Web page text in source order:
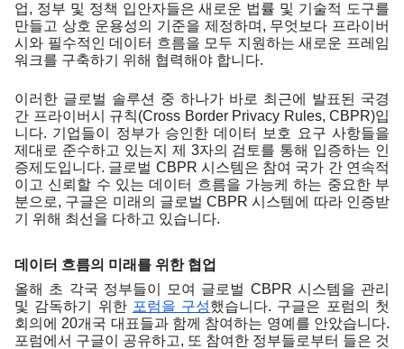
업, 정부 및 정책 입안자들은 새로운 법률 및 기술적 도구를
만들고 상호 운용성의 기준을 제정하며, 무엇보다 프라이버
시와 필수적인 데이터 흐름을 모두 지원하는 새로운 프레임
워크를 구축하기 위해 협력해야 합니다.
이러한 글로벌 솔루션 중 하나가 바로 최근에 발표된 국경
간 프라이버시 규칙(Cross Border Privacy Rules, CBPR)입
니다. 기업들이 정부가 승인한 데이터 보호 요구 사항들을
제대로 준수하고 있는지 제 3자의 검토를 통해 입증하는 인
증제도입니다. 글로벌 CBPR 시스템은 참여 국가 간 연속적
이고 신뢰할 수 있는 데이터 흐름을 가능케 하는 중요한 부
분으로, 구글은 미래의 글로벌 CBPR 시스템에 따라 인증받
기 위해 최선을 다하고 있습니다.
데이터 흐름의 미래를 위한 협업
올해 초 각국 정부들이 모여 글로벌 CBPR 시스템을 관리
및 감독하기 위한 포럼을 구성했습니다. 구글은 포럼의 첫
회의에 20개국 대표들과 함께 참여하는 영예를 안았습니다.
포럼에서 구글이 공유하고, 또 참여한 정부들로부터 들은 것